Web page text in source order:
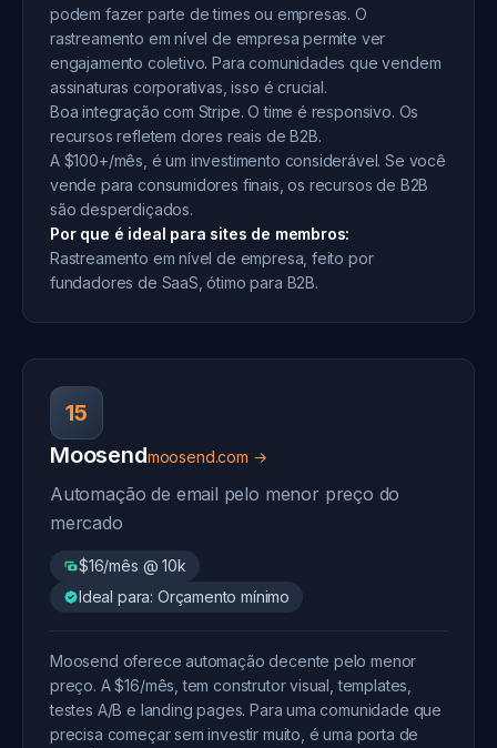
podem fazer parte de times ou empresas. O
rastreamento em nível de empresa permite ver
engajamento coletivo. Para comunidades que vendem
assinaturas corporativas, isso é crucial.
Boa integração com Stripe. O time é responsivo. Os
recursos refletem dores reais de B2B.
A $100+/mês, é um investimento considerável. Se você
vende para consumidores finais, os recursos de B2B
são desperdiçados.
Por que é ideal para sites de membros:
Rastreamento em nível de empresa, feito por
fundadores de SaaS, ótimo para B2B.
15
Moosendmoosend.com →
Automação de email pelo menor preço do
mercado
$16/mês @ 10k
Ideal para: Orçamento mínimo
Moosend oferece automação decente pelo menor
preço. A $16/mês, tem construtor visual, templates,
testes A/B e landing pages. Para uma comunidade que
precisa começar sem investir muito, é uma porta de